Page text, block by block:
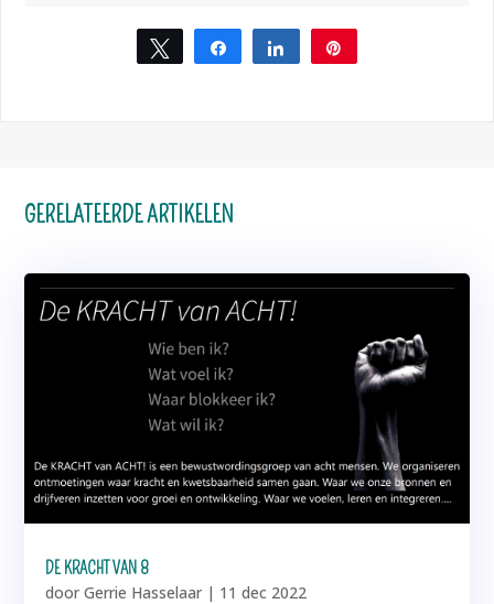
Tweet Share Share
GERELATEERDE ARTIKELEN
DE KRACHT VAN 8
doorGerrie Hasselaar | 11 dec 2022